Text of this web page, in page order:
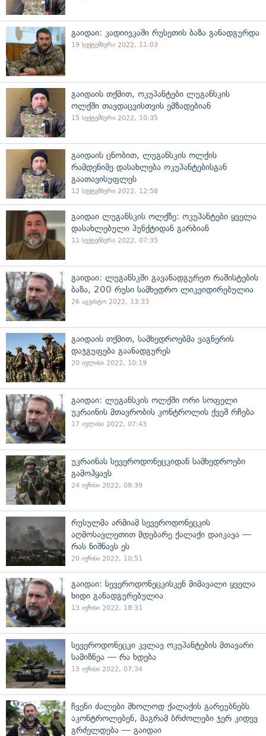
გაიდაი: კადიივკაში რუსეთის ბაზა განადგურდა
19 სექტემბერი 2022, 11:03
გაიდაის თქმით, ოკუპანტები ლუგანსკის
ოლქში თავდაცვისთვის ემზადებიან
15 სექტემბერი 2022, 10:35
გაიდაის ცნობით, ლუგანსკის ოლქის
რამდენიმე დასახლება ოკუპანტებისგან
გაათავისუფლეს
12 სექტემბერი 2022, 12:58
გაიდაი ლუგანსკის ოლქზე: ოკუპანტები ყველა
დასახლებული პუნქტიდან გარბიან
11 სექტემბერი 2022, 07:35
გაიდაი: ლუგანსკში გავანადგურეთ რაშისტების
ბაზა, 200 რუსი სამხედრო ლიკვიდირებულია
26 აგვისტო 2022, 13:33
გაიდაის თქმით, სამხედროებმა ვაგნერის
დაჯგუფება გაანადგურეს
20 ივლისი 2022, 10:19
გაიდაი: ლუგანსკის ოლქში ორი სოფელი
უკრაინის მთავრობის კონტროლის ქვეშ რჩება
17 ივლისი 2022, 07:43
უკრაინას სევეროდონეცკიდან სამხედროები
გამოჰყავს
24 ივნისი 2022, 08:39
რუსულმა არმიამ სევეროდონეცკის
აღმოსავლეთით მდებარე ქალაქი დაიკავა —
რას ნიშნავს ეს
20 ივნისი 2022, 10:51
გაიდაი: სევეროდონეცკისკენ მიმავალი ყველა
ხიდი განადგურებულია
13 ივნისი 2022, 18:31
სევეროდონეცკი კვლავ ოკუპანტების მთავარი
სამიზნეა — რა ხდება
13 ივნისი 2022, 07:34
ჩვენი ძალები მხოლოდ ქალაქის გარეუბნებს
აკონტროლებენ, მაგრამ ბრძოლები ჯერ კიდევ
გრძელდება — გაიდაი